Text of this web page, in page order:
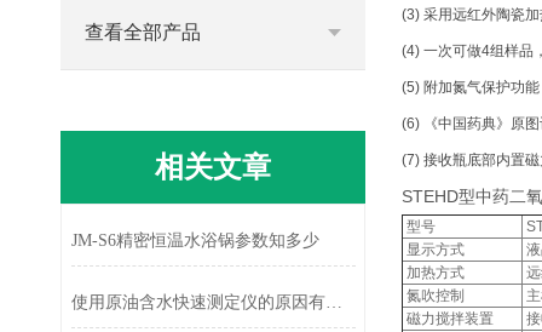
(3) 采用远红外陶瓷
(4) 一次可做4组样品
(5) 附加氮气保护功
(6) 《中国药典》原
(7) 接收瓶底部内置
STEHD型中药二
型号
显示方式
加热方式
氮吹控制
磁力搅拌装置
查看全部产品
相关文章
JM-S6精密恒温水浴锅参数知多少
使用原油含水快速测定仪的原因有哪些？